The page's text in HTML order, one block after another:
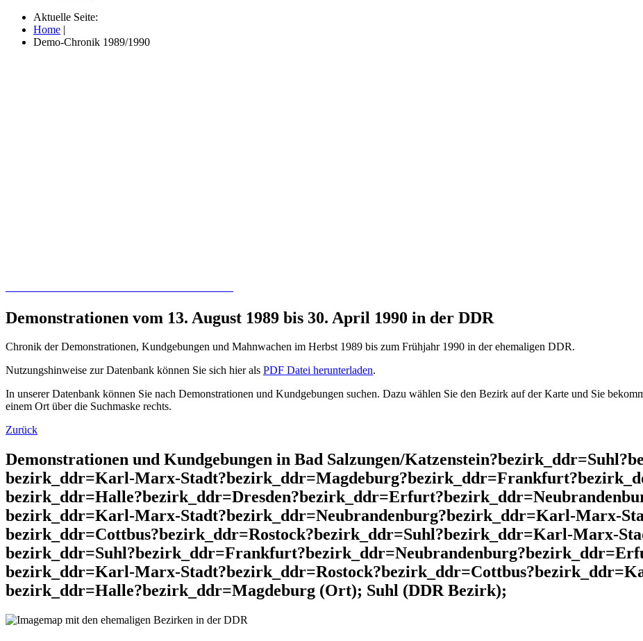
Aktuelle Seite:
Home |
Demo-Chronik 1989/1990
Demonstrationen vom 13. August 1989 bis 30. April 1990 in der DDR
Chronik der Demonstrationen, Kundgebungen und Mahnwachen im Herbst 1989 bis zum Frühjahr 1990 in der ehemaligen DDR.
Nutzungshinweise zur Datenbank können Sie sich hier als PDF Datei herunterladen.
In unserer Datenbank können Sie nach Demonstrationen und Kundgebungen suchen. Dazu wählen Sie den Bezirk auf der Karte und Sie
einem Ort über die Suchmaske rechts.
Zurück
Demonstrationen und Kundgebungen in Bad Salzungen/
bezirk_ddr=Karl-Marx-
bezirk_ddr=Karl-Marx-Stadt?bezirk_ddr=Neubrandenburg?bezirk_ddr=Karl-Marx-
bezirk_ddr=Cottbus?bezirk_ddr=Rostock?bezirk_ddr=Suhl?bezirk_ddr=Karl-Marx-
bezirk_ddr=Karl-Marx-
bezirk_ddr=Halle?bezirk_ddr=Magdeburg (Ort); Suhl (DDR Bezirk);